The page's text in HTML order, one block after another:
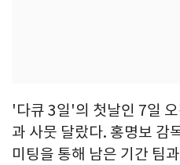
'다큐 3일'의 첫날인 7일
과 사뭇 달랐다. 홍명보 감
미팅을 통해 남은 기간 팀